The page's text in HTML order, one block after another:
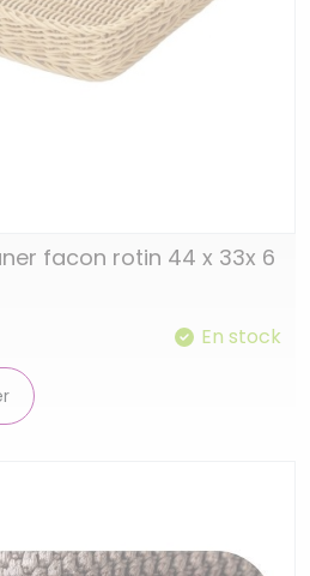
facon rotin 44 x 33x 6
En stock